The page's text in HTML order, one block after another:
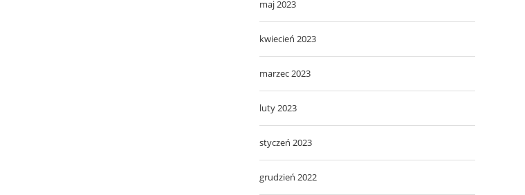
maj 2023
kwiecień 2023
marzec 2023
luty 2023
styczeń 2023
grudzień 2022